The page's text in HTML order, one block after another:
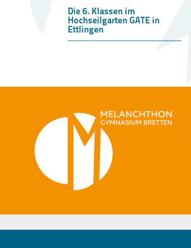
Die 6. Klassen im
Hochseilgarten GATE in
Ettlingen